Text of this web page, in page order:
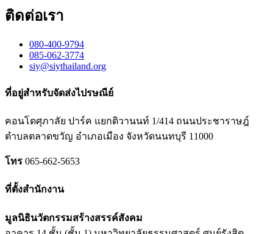
ติดต่อเรา
080-400-9794
085-062-3774
siy@siythailand.org
ที่อยู่สำหรับจัดส่งไปรษณีย์
คอนโดศุภาลัย ปาร์ค แยกติวานนท์ 1/414 ถนนประชาราษฎ์
ตำบลตลาดขวัญ อำเภอเมือง จังหวัดนนทบุรี 11000
โทร 065-662-5653
ที่ตั้งสำนักงาน
มูลนิธินวัตกรรมสร้างสรรค์สังคม